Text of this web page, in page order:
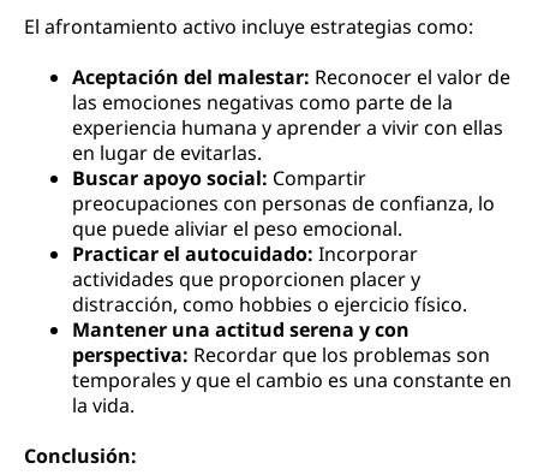
El afrontamiento activo incluye estrategias como:
Aceptación del malestar: Reconocer el valor de
las emociones negativas como parte de la
experiencia humana y aprender a vivir con ellas
en lugar de evitarlas.
Buscar apoyo social: Compartir
preocupaciones con personas de confianza, lo
que puede aliviar el peso emocional.
Practicar el autocuidado: Incorporar
actividades que proporcionen placer y
distracción, como hobbies o ejercicio físico.
Mantener una actitud serena y con
perspectiva: Recordar que los problemas son
temporales y que el cambio es una constante en
la vida.
Conclusión: